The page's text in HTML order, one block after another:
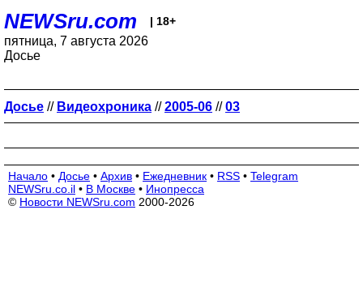
NEWSru.com | 18+
пятница, 7 августа 2026
Досье
Досье // Видеохроника //2005-06 //03
Начало • Досье • Архив • Ежедневник • RSS • Telegram
NEWSru.co.il • В Москве • Инопресса
© Новости NEWSru.com 2000-2026